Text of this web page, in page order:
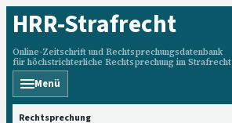
HRR-Strafrecht
Online-Zeitschrift und Rechtsprechungsdatenbank
für höchstrichterliche Rechtsprechung im Strafrecht
Menü
HRRS durchsuchen